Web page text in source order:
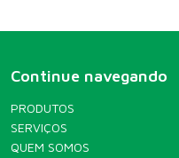
Continue navegando
PRODUTOS
SERVIÇOS
QUEM SOMOS